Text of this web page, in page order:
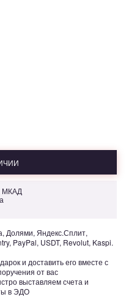
МКАД
Долями, Яндекс.Сплит,
PayPal, USDT, Revolut, Kaspi.
и доставить его вместе с
от вас
выставляем счета и
в ЭДО